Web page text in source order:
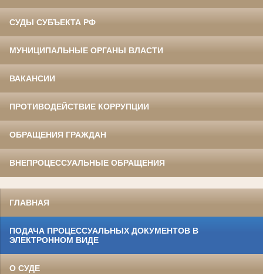
СУДЫ СУБЪЕКТА РФ
МУНИЦИПАЛЬНЫЕ ОРГАНЫ ВЛАСТИ
ВАКАНСИИ
ПРОТИВОДЕЙСТВИЕ КОРРУПЦИИ
ОБРАЩЕНИЯ ГРАЖДАН
ВНЕПРОЦЕССУАЛЬНЫЕ ОБРАЩЕНИЯ
ГЛАВНАЯ
ПОДАЧА ПРОЦЕССУАЛЬНЫХ ДОКУМЕНТОВ В
ЭЛЕКТРОННОМ ВИДЕ
О СУДЕ